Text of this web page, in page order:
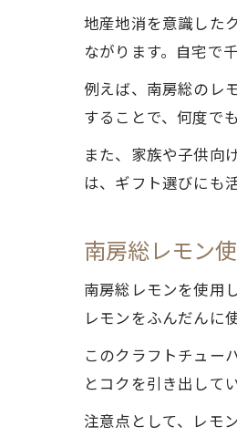
地産地消を意識した
ながります。自宅で
例えば、南房総のレ
することで、何度で
また、家族や子供向
は、ギフト選びにも
南房総レモン
南房総レモンを使用
レモンをふんだんに
このクラフトチュー
とコクを引き出して
注意点として、レモ